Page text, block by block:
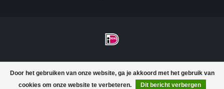
Door het gebruiken van onze website, ga je akkoord met het gebruik van
cookies om onze website te verbeteren.
Dit bericht verbergen
© Copyright 2026 Velco Huissen - Powered byLightspeed-
Dyvelopment